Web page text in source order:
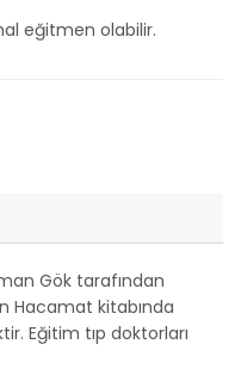
eğitmen olabilir.
Gök tarafından
Hacamat kitabında
Eğitim tıp doktorları